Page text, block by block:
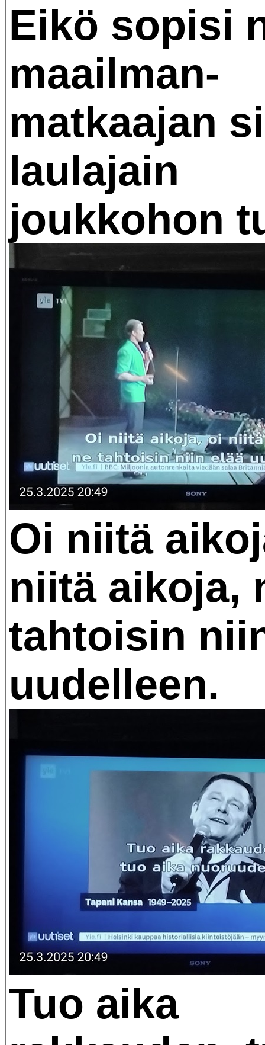
Eikö sopisi
maailman-
matkaajan
laulajain
joukkohon
Oi niitä
niitä aikoja,
tahtoisin
uudelleen.
Tuo aika